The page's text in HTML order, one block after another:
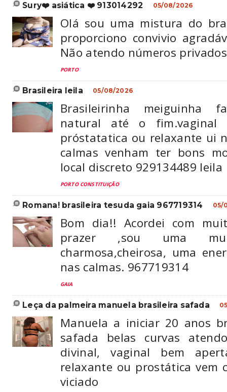
sury❤️ asiática ❤️ 913014292 05/08/2026
Olá sou uma mistura do
proporciono convivio
Não atendo números privados
PORTO
brasileira leila 05/08/2026
Brasileirinha meiguinha
natural até o fim.vaginal
próstatatica ou relaxante ui
calmas venham ter bons
local discreto 929134489 leila
PORTO CONSTITUIÇÃO
romana! brasileira tesuda gaia 967719314 05/
Bom dia!! Acordei com
prazer ,sou uma
charmosa,cheirosa, uma
nas calmas. 967719314
GAIA
leça da palmeira manuela brasileira safada
Manuela a iniciar 20 anos
safada belas curvas
divinal, vaginal bem
relaxante ou prostática vem
viciado